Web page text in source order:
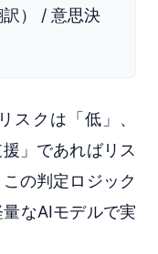
） / 意思決
スクは「低」、
」であればリス
の判定ロジック
なAIモデルで実